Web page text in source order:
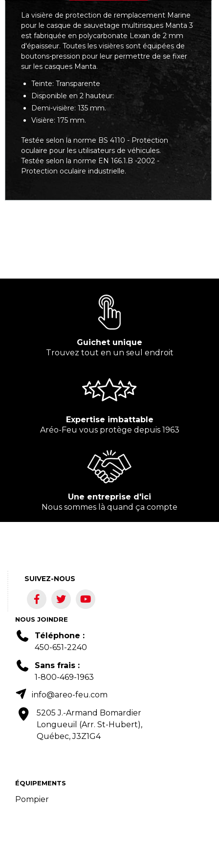
La visière de protection de remplacement Marine
pour le casque de sauvetage multirisques Manta 3
est fabriquée en polycarbonate Lexan de 2 mm
d'épaisseur. Toutes les visières sont équipées de
boutons-pression pour leur permettre de se fixer
sur les casques Manta.
Teinte: Transparente
Disponible en 2 hauteur:
Demi-visière: 135 mm.
Visière: 175 mm.
Testée selon la norme BS 4110 - Protection
oculaire pour les utilisateurs de véhicules.
Testée selon la norme EN 166.1.B -2002 -
Protection oculaire industrielle.
Guichet unique
Trouvez tout en un seul endroit
Expertise imbattable
Aréo-Feu vous protège depuis 1963
Une entreprise d'ici
Nous sommes là quand ça compte
ÉQUIPEMENTS
Pompier
NOUS JOINDRE
Téléphone :
450-651-2240
Sans frais :
1-800-469-1963
info@areo-feu.com
5205 J.-Armand Bomardier
Longueuil (Arr. St-Hubert),
Québec, J3Z1G4
SUIVEZ-NOUS